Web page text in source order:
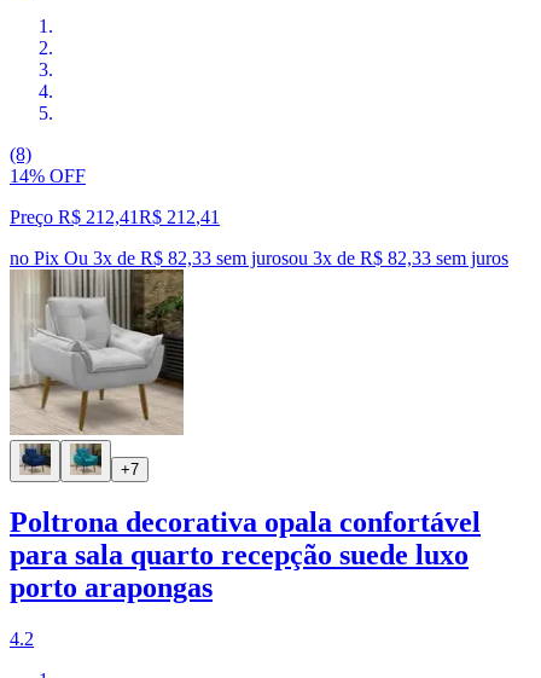
(8)
14% OFF
Preço R$ 212,41R$ 212,41
no Pix Ou 3x de R$ 82,33 sem jurosou 3x de R$ 82,33 sem juros
+7
Poltrona decorativa opala confortável
para sala quarto recepção suede luxo
porto arapongas
4.2